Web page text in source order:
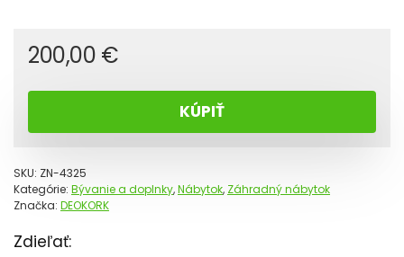
200,00 €
KÚPIŤ
SKU: ZN-4325
Kategórie: Bývanie a doplnky,Nábytok, Záhradný nábytok
Značka: DEOKORK
Zdieľať: